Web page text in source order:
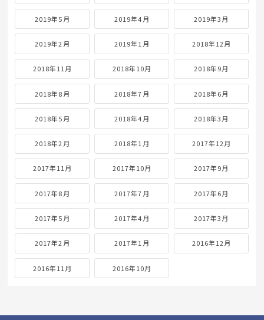
2019年5月 2019年4月 2019年3月
2019年2月 2019年1月 2018年12月
2018年11月 2018年10月 2018年9月
2018年8月 2018年7月 2018年6月
2018年5月 2018年4月 2018年3月
2018年2月 2018年1月 2017年12月
2017年11月 2017年10月 2017年9月
2017年8月 2017年7月 2017年6月
2017年5月 2017年4月 2017年3月
2017年2月 2017年1月 2016年12月
2016年11月 2016年10月